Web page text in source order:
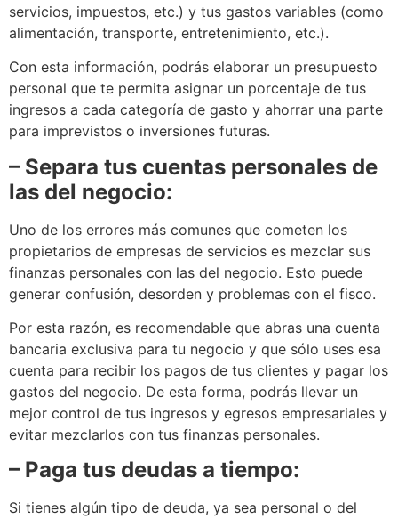
servicios, impuestos, etc.) y tus gastos variables (como
alimentación, transporte, entretenimiento, etc.).
Con esta información, podrás elaborar un presupuesto
personal que te permita asignar un porcentaje de tus
ingresos a cada categoría de gasto y ahorrar una parte
para imprevistos o inversiones futuras.
– Separa tus cuentas personales de
las del negocio:
Uno de los errores más comunes que cometen los
propietarios de empresas de servicios es mezclar sus
finanzas personales con las del negocio. Esto puede
generar confusión, desorden y problemas con el fisco.
Por esta razón, es recomendable que abras una cuenta
bancaria exclusiva para tu negocio y que sólo uses esa
cuenta para recibir los pagos de tus clientes y pagar los
gastos del negocio. De esta forma, podrás llevar un
mejor control de tus ingresos y egresos empresariales y
evitar mezclarlos con tus finanzas personales.
– Paga tus deudas a tiempo:
Si tienes algún tipo de deuda, ya sea personal o del